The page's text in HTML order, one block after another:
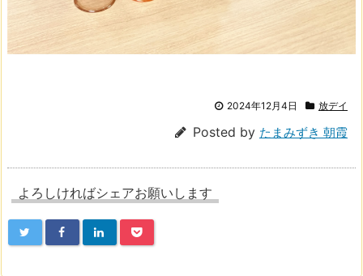
2024年12月4日 放デイ
Posted by たまみずき 朝霞
よろしければシェアお願いします